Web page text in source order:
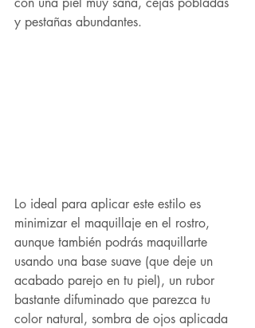
y pestañas abundantes.
Lo ideal para aplicar este estilo es
minimizar el maquillaje en el rostro,
aunque también podrás maquillarte
usando una base suave (que deje un
acabado parejo en tu piel), un rubor
bastante difuminado que parezca tu
color natural, sombra de ojos aplicada